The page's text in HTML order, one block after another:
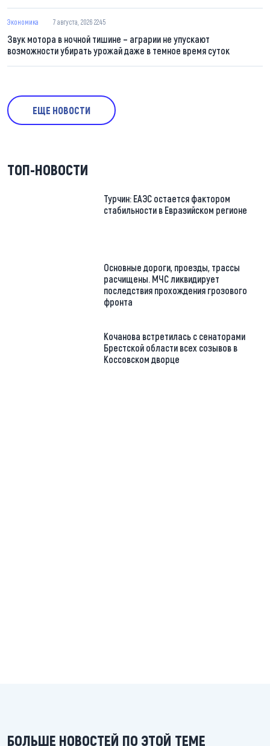
Экономика 7 августа, 2026 22:45
Звук мотора в ночной тишине – аграрии не упускают
возможности убирать урожай даже в темное время суток
ЕЩЕ НОВОСТИ
ТОП-НОВОСТИ
Турчин: ЕАЭС остается фактором
стабильности в Евразийском регионе
Основные дороги, проезды, трассы
расчищены. МЧС ликвидирует
последствия прохождения грозового
фронта
Кочанова встретилась с сенаторами
Брестской области всех созывов в
Коссовском дворце
БОЛЬШЕ НОВОСТЕЙ ПО ЭТОЙ ТЕМЕ